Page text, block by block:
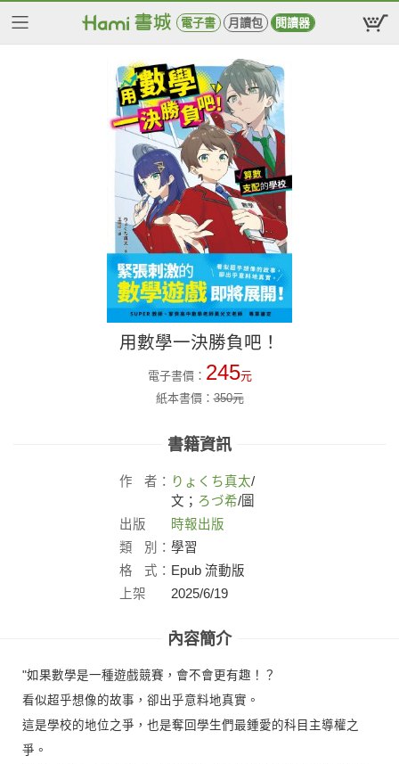
電子書 月讀包 閱讀器
用數學一決勝負吧！
電子書價： 245元
紙本書價：350元
書籍資訊
作 者： りょくち真太/
文； ろづ希/圖
出版
社：
時報出版
類
別： 學習
格
式： Epub 流動版
上架
2025/6/19
內容簡介
"如果數學是一種遊戲競賽，會不會更有趣！？
看似超乎想像的故事，卻出乎意料地真實。
這是學校的地位之爭，也是奪回學生們最鍾愛的科目主導權之
爭。